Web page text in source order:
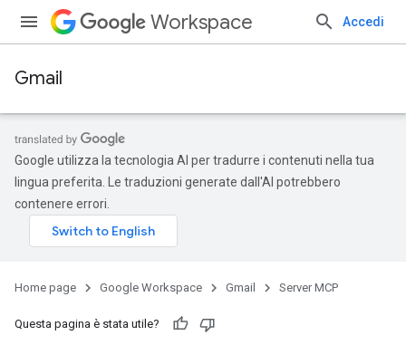
Workspace Accedi
Gmail
Google utilizza la tecnologia AI per tradurre i contenuti nella tua
lingua preferita. Le traduzioni generate dall'AI potrebbero
contenere errori.
Home page Google Workspace Gmail Server MCP
Questa pagina è stata utile?